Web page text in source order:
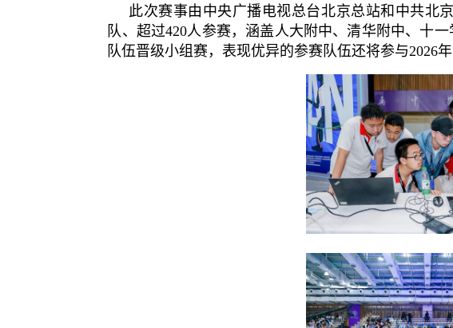
此次赛事由中央广播电视总台北京总站和中共北
队、超过420人参赛，涵盖人大附中、清华附中、十
队伍晋级小组赛，表现优异的参赛队伍还将参与2026